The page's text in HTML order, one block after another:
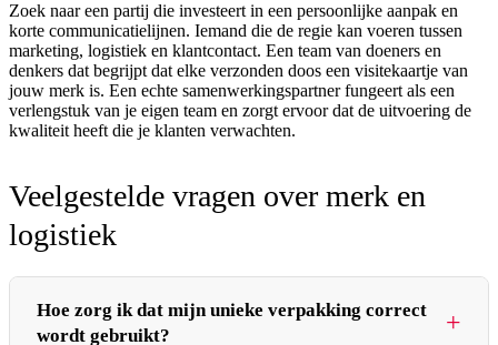
Zoek naar een partij die investeert in een persoonlijke aanpak en
korte communicatielijnen. Iemand die de regie kan voeren tussen
marketing, logistiek en klantcontact. Een team van doeners en
denkers dat begrijpt dat elke verzonden doos een visitekaartje van
jouw merk is. Een echte samenwerkingspartner fungeert als een
verlengstuk van je eigen team en zorgt ervoor dat de uitvoering de
kwaliteit heeft die je klanten verwachten.
Veelgestelde vragen over merk en
logistiek
Hoe zorg ik dat mijn unieke verpakking correct
wordt gebruikt?